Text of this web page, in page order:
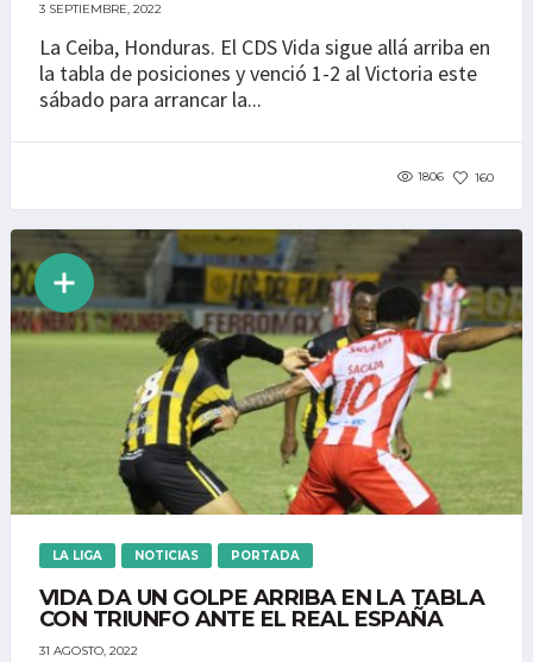
3 SEPTIEMBRE, 2022
La Ceiba, Honduras. El CDS Vida sigue allá arriba en
la tabla de posiciones y venció 1-2 al Victoria este
sábado para arrancar la...
1806 160
LA LIGA NOTICIAS PORTADA
VIDA DA UN GOLPE ARRIBA EN LA TABLA
CON TRIUNFO ANTE EL REAL ESPAÑA
31 AGOSTO, 2022